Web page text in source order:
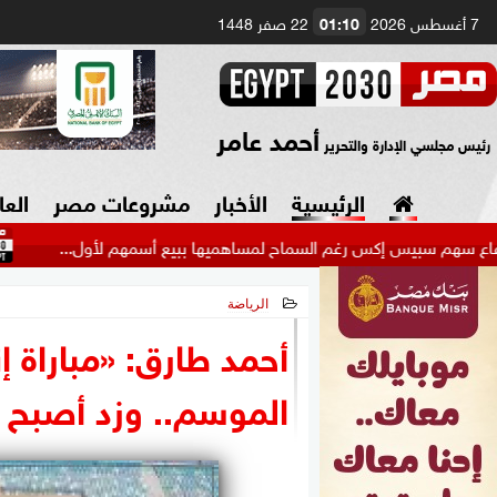
7 أغسطس 2026 01:10 22 صفر 1448
رئيس مجلسي الإدارة والتحرير أحمد عامر
الرئيسية الأخبار
الرئاسة
دين وفتاوى
مشروعات مصر
إكس رغم السماح لمساهميها ببيع أسمهم لأول...
الرياضة
أحمد طارق: «مباراة
الموسم.. وزد أصبح